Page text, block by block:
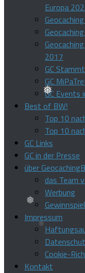
❅
❅
❅
❅
Europa
2017
GC
GC
GC Events
Best of BW!
Top 10
Top 10
GC Links
GC in der Presse
über
das Team
Werbung
Impressum
Cookie-
Kontakt